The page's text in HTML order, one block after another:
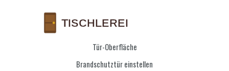
Tür-Oberfläche
Brandschutztür einstellen